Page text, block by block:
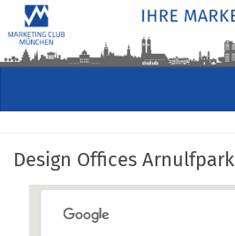
Kommende Veranstaltungen
Rückblicke
Veranstaltungsformate
Design Offices Arnulfpark